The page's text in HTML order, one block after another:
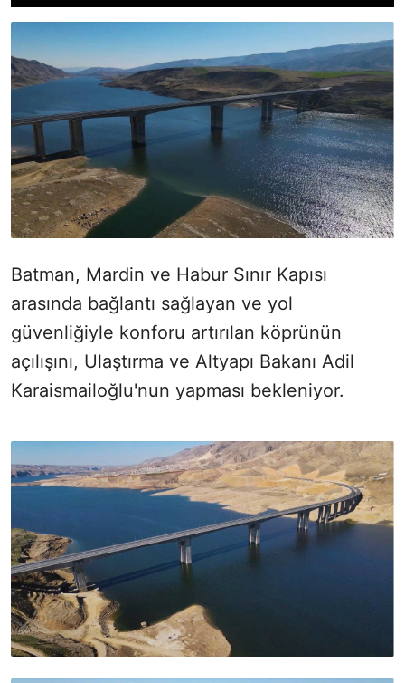
Batman, Mardin ve Habur Sınır Kapısı
arasında bağlantı sağlayan ve yol
güvenliğiyle konforu artırılan köprünün
açılışını, Ulaştırma ve Altyapı Bakanı Adil
Karaismailoğlu'nun yapması bekleniyor.